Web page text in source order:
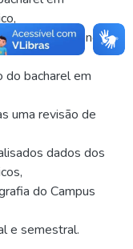
curricular no
do bacharel em
uma revisão de
dados dos
do Campus
e semestral.